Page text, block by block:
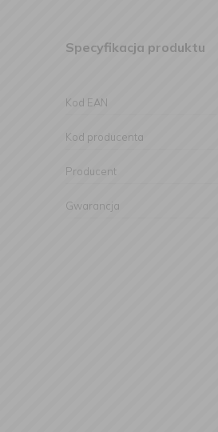
Specyfikacja produktu
Kod EAN
Kod producenta
Producent
Gwarancja